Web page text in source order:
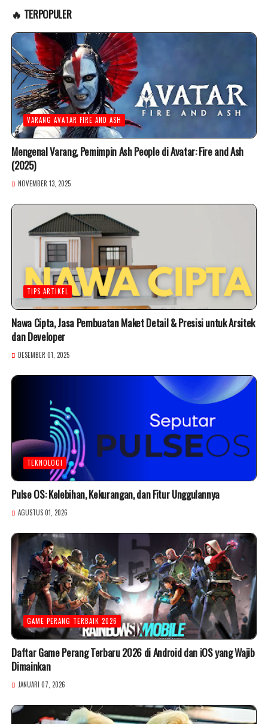
🔥 TERPOPULER
VARANG AVATAR FIRE AND ASH
Mengenal Varang, Pemimpin Ash People di Avatar: Fire and Ash
(2025)
NOVEMBER 13, 2025
TIPS ARTIKEL
Nawa Cipta, Jasa Pembuatan Maket Detail & Presisi untuk Arsitek
dan Developer
DESEMBER 01, 2025
TEKNOLOGI
Pulse OS: Kelebihan, Kekurangan, dan Fitur Unggulannya
AGUSTUS 01, 2026
GAME PERANG TERBAIK 2026
Daftar Game Perang Terbaru 2026 di Android dan iOS yang Wajib
Dimainkan
JANUARI 07, 2026